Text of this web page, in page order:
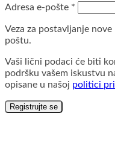
Adresa e-pošte *
Veza za postavljanje
poštu.
Vaši lični podaci će biti
podršku vašem iskustvu
opisane u našoj politici
Registrujte se